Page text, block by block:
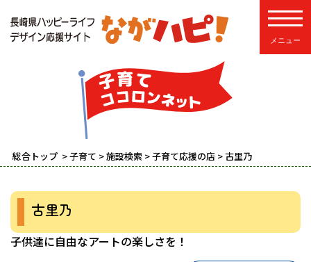
総合トップ >子育て >施設検索 >子育て応援の店 > 古里乃
古里乃
子供達に自由なアートの楽しさを！